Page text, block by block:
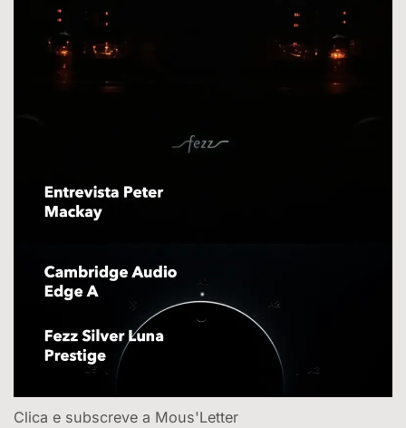
Clica e subscreve a Mous'Letter